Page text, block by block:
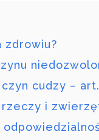
zdrowiu?
cudzy –
i